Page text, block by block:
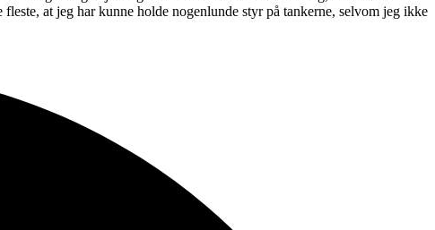
at jeg har kunne holde nogenlunde styr på tankerne, selvom jeg ikke